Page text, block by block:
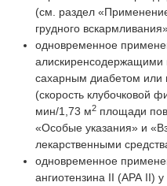
(см. раздел
грудного
одновременное
алискиренсодержащими
сахарным диабетом
(скорость клубочковой
мин/1,73 м2 площади
«Особые указания» и
лекарственными
одновременное
ангиотензина II (АРА II)